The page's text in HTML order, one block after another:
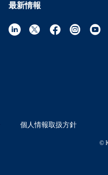
最新情報
個人情報取扱方針
©